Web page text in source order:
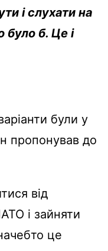
і слухати на
було б. Це і
були у
пропонував до
від
і зайняти
це